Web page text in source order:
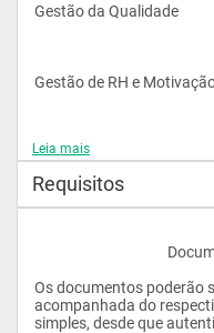
Gestão da Qualidade
Gestão de RH e
Gestão das Comunicações
Gestão de Aquisições
Leia mais
Requisitos
Os documentos poderão
acompanhada do
simples, desde que